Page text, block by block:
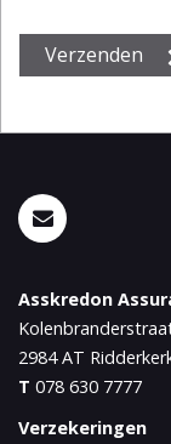
Asskredon
2984 AT
T 078 630 7777
Verzekeringen